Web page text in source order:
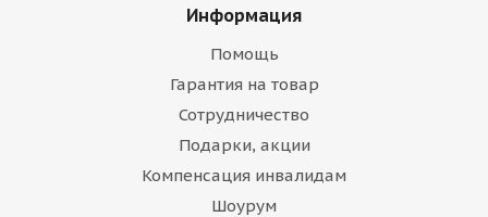
Информация
Помощь
Гарантия на товар
Сотрудничество
Подарки, акции
Компенсация инвалидам
Шоурум